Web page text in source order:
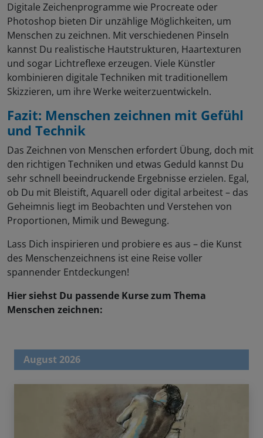
Digitale Zeichenprogramme wie Procreate oder
Photoshop bieten Dir unzählige Möglichkeiten, um
Menschen zu zeichnen. Mit verschiedenen Pinseln
kannst Du realistische Hautstrukturen, Haartexturen
und sogar Lichtreflexe erzeugen. Viele Künstler
kombinieren digitale Techniken mit traditionellem
Skizzieren, um ihre Werke weiterzuentwickeln.
Fazit: Menschen zeichnen mit Gefühl
und Technik
Das Zeichnen von Menschen erfordert Übung, doch mit
den richtigen Techniken und etwas Geduld kannst Du
sehr schnell beeindruckende Ergebnisse erzielen. Egal,
ob Du mit Bleistift, Aquarell oder digital arbeitest – das
Geheimnis liegt im Beobachten und Verstehen von
Proportionen, Mimik und Bewegung.
Lass Dich inspirieren und probiere es aus – die Kunst
des Menschenzeichnens ist eine Reise voller
spannender Entdeckungen!
Hier siehst Du passende Kurse zum Thema
Menschen zeichnen:
August 2026